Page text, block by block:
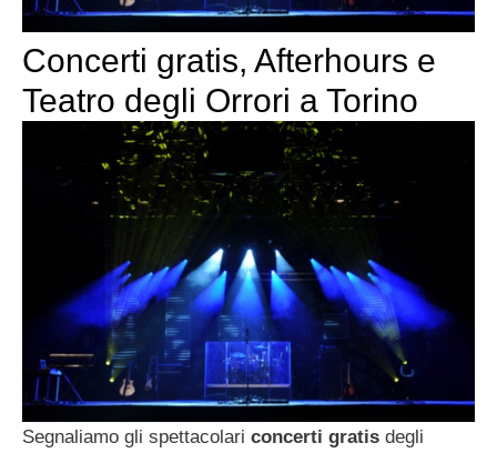
Concerti gratis, Afterhours e
Teatro degli Orrori a Torino
Segnaliamo gli spettacolari concerti gratis degli